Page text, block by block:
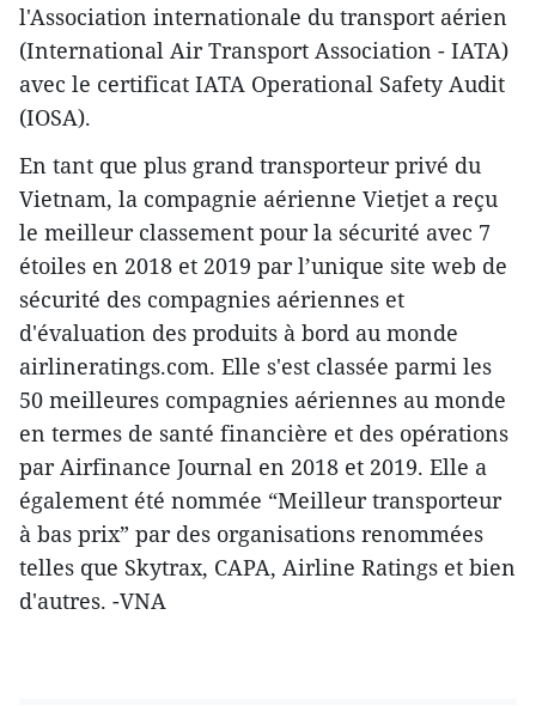
l'Association internationale du transport aérien
(International Air Transport Association - IATA)
avec le certificat IATA Operational Safety Audit
(IOSA).
En tant que plus grand transporteur privé du
Vietnam, la compagnie aérienne Vietjet a reçu
le meilleur classement pour la sécurité avec 7
étoiles en 2018 et 2019 par l’unique site web de
sécurité des compagnies aériennes et
d'évaluation des produits à bord au monde
airlineratings.com. Elle s'est classée parmi les
50 meilleures compagnies aériennes au monde
en termes de santé financière et des opérations
par Airfinance Journal en 2018 et 2019. Elle a
également été nommée “Meilleur transporteur
à bas prix” par des organisations renommées
telles que Skytrax, CAPA, Airline Ratings et bien
d'autres. -VNA